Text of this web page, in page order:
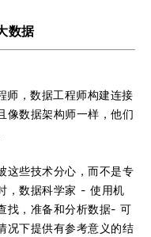
数据
师，数据工程师构建连接
像数据架构师一样，他们
这些技术分心，而不是专
，数据科学家 - 使用机
找，准备和分析数据- 可
况下提供有参考意义的结